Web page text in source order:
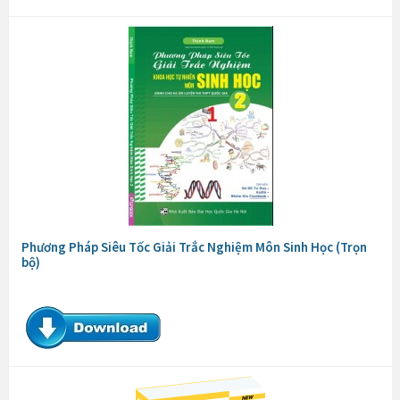
Phương Pháp Siêu Tốc Giải Trắc Nghiệm Môn Sinh Học (Trọn
bộ)